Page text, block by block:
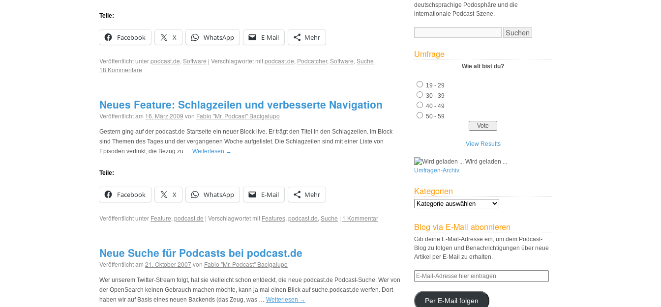
Teile:
Facebook X WhatsApp E-Mail Mehr
Veröffentlicht unterpodcast.de, Software | Verschlagwortet mitpodcast.de, Podcatcher, Software, Suche |
18 Kommentare
Neues Feature: Schlagzeilen und verbesserte Navigation
Veröffentlicht am 16. März 2009 von Fabio "Mr. Podcast" Bacigalupo
Gestern ging auf der podcast.de Startseite ein neuer Block live. Er trägt den Titel In den Schlagzeilen. Im Block
sind Themen des Tages und der vergangenen Woche aufgelistet. Die Schlagzeilen sind mit einer Liste von
Episoden verlinkt, die Bezug zu … Weiterlesen →
Teile:
Facebook X WhatsApp E-Mail Mehr
Veröffentlicht unter Feature, podcast.de | Verschlagwortet mit Features, podcast.de, Suche | 1 Kommentar
Neue Suche für Podcasts bei podcast.de
Veröffentlicht am 21. Oktober 2007von Fabio "Mr. Podcast" Bacigalupo
Wer unserem Twitter-Stream folgt, hat sie vielleicht schon entdeckt, die neue podcast.de Podcast-Suche. Wer von
der OpenSearch keinen Gebrauch machen möchte, kann ja mal einen Blick auf suche.podcast.de werfen. Dort
haben wir auf Basis eines neuen Backends (das Zeug, was … Weiterlesen →
deutschsprachige Podosphäre und die
internationale Podcast-Szene.
Umfrage
Wie alt bist du?
19 - 29
30 - 39
40 - 49
50 - 59
View Results
Wird geladen ...
Umfragen-Archiv
Kategorien
Blog via E-Mail abonnieren
Gib deine E-Mail-Adresse ein, um dem Podcast-
Blog zu folgen und Benachrichtigungen über neue
Artikel per E-Mail zu erhalten.
Per E-Mail folgen